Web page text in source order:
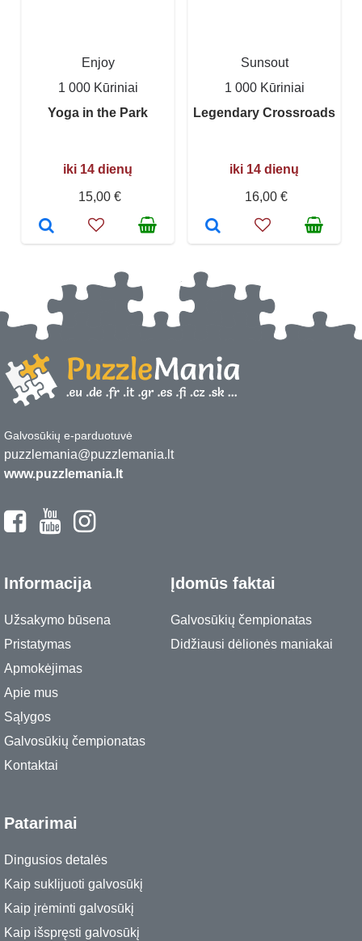
Enjoy
1 000 Kūriniai
Yoga in the Park
iki 14 dienų
15,00 €
Sunsout
1 000 Kūriniai
Legendary Crossroads
iki 14 dienų
16,00 €
Galvosūkių e-parduotuvė
puzzlemania@puzzlemania.lt
www.puzzlemania.lt
Informacija
Užsakymo būsena
Pristatymas
Apmokėjimas
Apie mus
Sąlygos
Galvosūkių čempionatas
Kontaktai
Įdomūs faktai
Galvosūkių čempionatas
Didžiausi dėlionės maniakai
Patarimai
Dingusios detalės
Kaip suklijuoti galvosūkį
Kaip įrėminti galvosūkį
Kaip išspręsti galvosūkį